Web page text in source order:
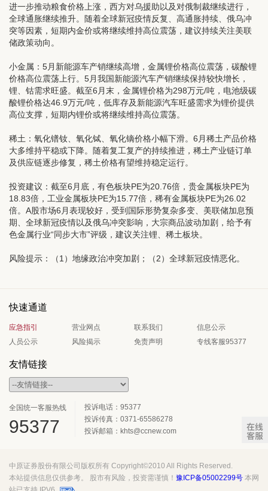
进一步推动粮食价格上涨，西方对乌援助以及对俄制裁继续进行，
全球通胀继续推升。随着全球新冠疫情反复、高通胀持续、俄乌冲
突等因素，短期内金价或将继续维持高位震荡，建议持续关注美联
储政策动向。
小金属：5月新能源车产销继续高增，金属锂价格高位震荡，碳酸锂
价格高位震荡上行。5月我国新能源汽车产销继续保持较快增长，
锂、钴需求旺盛。截至6月末，金属锂价格为298万元/吨，电池级碳
酸锂价格达46.9万元/吨，低库存及新能源汽车旺盛需求为锂价提供
高位支撑，短期内锂价或将继续维持高位震荡。
稀土：氧化镨钕、氧化铽、氧化镝价格小幅下滑。6月稀土产品价格
大多维持平稳或下降。随着复工复产的持续推进，稀土产业链订单
及供应链逐步修复，稀土价格有望维持稳定运行。
投资建议： 截至6月底，有色板块PE为20.76倍，贵金属板块PE为
18.83倍，工业金属板块PE为15.77倍，稀有金属板块PE为26.02
倍。A股市场6月表现较好，受到国际形势复杂多变、美联储加息预
期、全球新冠疫情以及俄乌冲突影响，大宗商品波动加剧，给予有
色金属行业“同步大市”评级，建议关注锂、稀土板块。
风险提示： （1）地缘政治冲突加剧；（2）全球新冠疫情恶化。
快速通道
应急指引 营业网点 联系我们
信息公示
人员公示
风险揭示 免责声明 专线客服95377
友情链接
全国统一客服热线
95377
投诉电话：95377
投诉传真：0371-65586278
投诉邮箱：khts@ccnew.com
中原证券股份有限公司版权所有 Copyright©2010 All Rights Reserved.
本站提供信息仅供参考。 股市有风险，投资需谨慎！ 豫ICP备05002299号 本网